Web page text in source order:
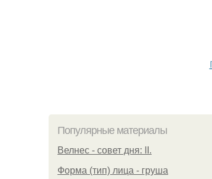
Популярные материалы
Велнес - совет дня: II.
Форма (тип) лица - груша